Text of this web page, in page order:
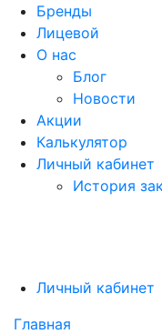
Бренды
Лицевой
О нас
Блог
Новости
Акции
Калькулятор
Личный кабинет
История
Личный кабинет
Главная